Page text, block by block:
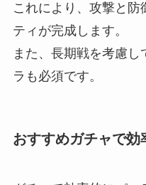
これにより、攻撃と
ティが完成します。
また、長期戦を考慮し
ラも必須です。
おすすめガチャで効